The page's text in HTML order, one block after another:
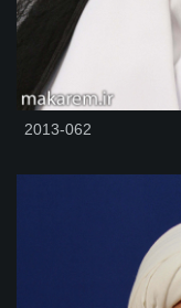
2013-062